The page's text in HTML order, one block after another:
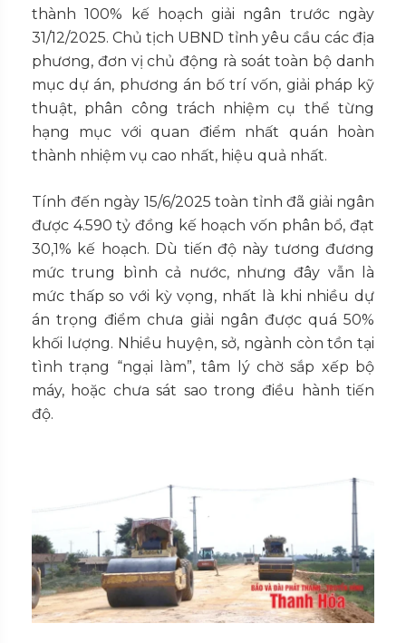
thành 100% kế hoạch giải ngân trước ngày
31/12/2025. Chủ tịch UBND tỉnh yêu cầu các địa
phương, đơn vị chủ động rà soát toàn bộ danh
mục dự án, phương án bố trí vốn, giải pháp kỹ
thuật, phân công trách nhiệm cụ thể từng
hạng mục với quan điểm nhất quán hoàn
thành nhiệm vụ cao nhất, hiệu quả nhất.
Tính đến ngày 15/6/2025 toàn tỉnh đã giải ngân
được 4.590 tỷ đồng kế hoạch vốn phân bổ, đạt
30,1% kế hoạch. Dù tiến độ này tương đương
mức trung bình cả nước, nhưng đây vẫn là
mức thấp so với kỳ vọng, nhất là khi nhiều dự
án trọng điểm chưa giải ngân được quá 50%
khối lượng. Nhiều huyện, sở, ngành còn tồn tại
tình trạng “ngại làm”, tâm lý chờ sắp xếp bộ
máy, hoặc chưa sát sao trong điều hành tiến
độ.